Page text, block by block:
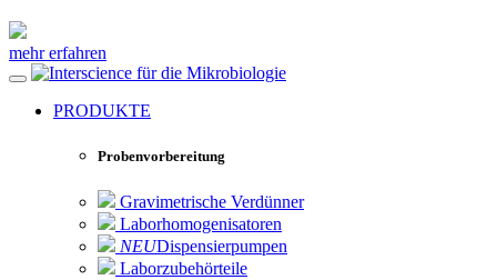
mehr erfahren
für die Mikrobiologie
PRODUKTE
Probenvorbereitung
Gravimetrische Verdünner
Laborhomogenisatoren
NEUDispensierpumpen
Laborzubehörteile